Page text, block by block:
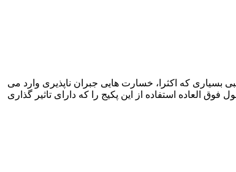
که اکثرا، خسارت هایی جبران ناپذیری وارد می
العاده استفاده از این پکیج را که دارای تاثیر گذاری